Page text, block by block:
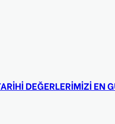
DEĞERLERİMİZİ EN